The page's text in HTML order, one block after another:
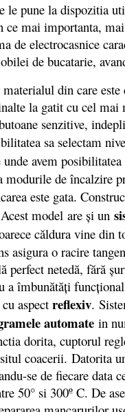
le pune la
mai importanta,
de electrocasnice
de bucatarie,
din care este
la gatit cu cel
senzitive,
sa selectam
avem
modurile de
este gata.
model are şi un
căldura vine
asigura o racire
netedă, fără
îmbunătăţi
aspectreflexiv.
automate in
dorita, cuptorul
coacerii.
se de fiecare
50° si 300º C. De